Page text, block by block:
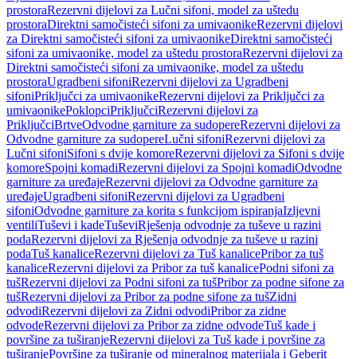
prostoraRezervni dijelovi za Lučni sifoni, model za uštedu
prostoraDirektni samočisteći sifoni za umivaonikeRezervni dijelovi
za Direktni samočisteći sifoni za umivaonikeDirektni samočisteći
sifoni za umivaonike, model za uštedu prostoraRezervni dijelovi za
Direktni samočisteći sifoni za umivaonike, model za uštedu
prostoraUgradbeni sifoniRezervni dijelovi za Ugradbeni
sifoniPriključci za umivaonikeRezervni dijelovi za Priključci za
umivaonikePoklopciPriključciRezervni dijelovi za
PriključciBrtveOdvodne garniture za sudopereRezervni dijelovi za
Odvodne garniture za sudopereLučni sifoniRezervni dijelovi za
Lučni sifoniSifoni s dvije komoreRezervni dijelovi za Sifoni s dvije
komoreSpojni komadiRezervni dijelovi za Spojni komadiOdvodne
garniture za uređajeRezervni dijelovi za Odvodne garniture za
uređajeUgradbeni sifoniRezervni dijelovi za Ugradbeni
sifoniOdvodne garniture za korita s funkcijom ispiranjaIzljevni
ventiliTuševi i kadeTuševiRješenja odvodnje za tuševe u razini
podaRezervni dijelovi za Rješenja odvodnje za tuševe u razini
podaTuš kanaliceRezervni dijelovi za Tuš kanalicePribor za tuš
kanaliceRezervni dijelovi za Pribor za tuš kanalicePodni sifoni za
tušRezervni dijelovi za Podni sifoni za tušPribor za podne sifone za
tušRezervni dijelovi za Pribor za podne sifone za tušZidni
odvodiRezervni dijelovi za Zidni odvodiPribor za zidne
odvodeRezervni dijelovi za Pribor za zidne odvodeTuš kade i
površine za tuširanjeRezervni dijelovi za Tuš kade i površine za
tuširanjePovršine za tuširanje od mineralnog materijala i Geberit